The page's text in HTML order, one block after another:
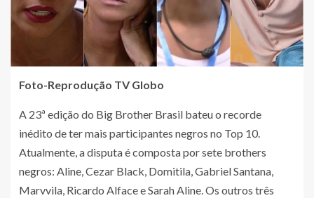
Foto-Reprodução TV Globo
A 23ª edição do Big Brother Brasil bateu o recorde
inédito de ter mais participantes negros no Top 10.
Atualmente, a disputa é composta por sete brothers
negros: Aline, Cezar Black, Domitila, Gabriel Santana,
Marvvila, Ricardo Alface e Sarah Aline. Os outros três